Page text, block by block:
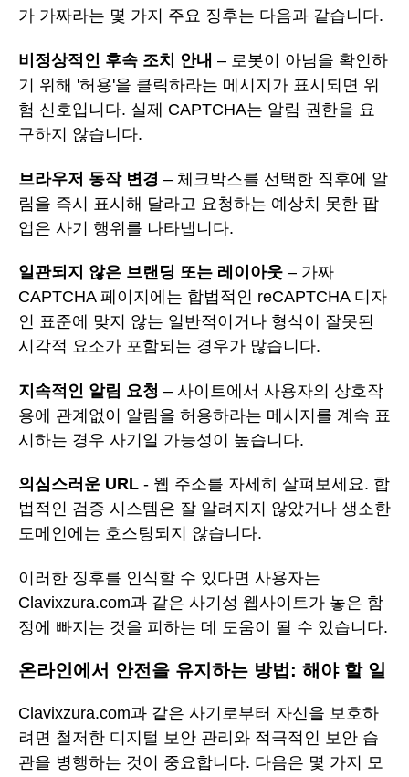
가 가짜라는 몇 가지 주요 징후는 다음과 같습니다.
비정상적인 후속 조치 안내 – 로봇이 아님을 확인하
기 위해 '허용'을 클릭하라는 메시지가 표시되면 위
험 신호입니다. 실제 CAPTCHA는 알림 권한을 요
구하지 않습니다.
브라우저 동작 변경 – 체크박스를 선택한 직후에 알
림을 즉시 표시해 달라고 요청하는 예상치 못한 팝
업은 사기 행위를 나타냅니다.
일관되지 않은 브랜딩 또는 레이아웃 – 가짜
CAPTCHA 페이지에는 합법적인 reCAPTCHA 디자
인 표준에 맞지 않는 일반적이거나 형식이 잘못된
시각적 요소가 포함되는 경우가 많습니다.
지속적인 알림 요청 – 사이트에서 사용자의 상호작
용에 관계없이 알림을 허용하라는 메시지를 계속 표
시하는 경우 사기일 가능성이 높습니다.
의심스러운 URL - 웹 주소를 자세히 살펴보세요. 합
법적인 검증 시스템은 잘 알려지지 않았거나 생소한
도메인에는 호스팅되지 않습니다.
이러한 징후를 인식할 수 있다면 사용자는
Clavixzura.com과 같은 사기성 웹사이트가 놓은 함
정에 빠지는 것을 피하는 데 도움이 될 수 있습니다.
온라인에서 안전을 유지하는 방법: 해야 할 일
Clavixzura.com과 같은 사기로부터 자신을 보호하
려면 철저한 디지털 보안 관리와 적극적인 보안 습
관을 병행하는 것이 중요합니다. 다음은 몇 가지 모